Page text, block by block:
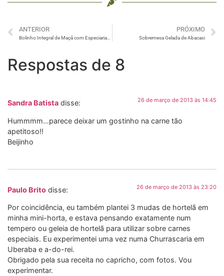
ANTERIOR
Bolinho Integral de Maçã com Especiarias – Muffin
PRÓXIMO
Sobremesa Gelada de Abacaxi
Respostas de 8
Sandra Batista disse: 26 de março de 2013 às 14:45
Hummmm…parece deixar um gostinho na carne tão
apetitoso!!
Beijinho
Paulo Brito disse: 26 de março de 2013 às 23:20
Por coincidência, eu também plantei 3 mudas de hortelã em
minha mini-horta, e estava pensando exatamente num
tempero ou geleia de hortelã para utilizar sobre carnes
especiais. Eu experimentei uma vez numa Churrascaria em
Uberaba e a-do-rei.
Obrigado pela sua receita no capricho, com fotos. Vou
experimentar.